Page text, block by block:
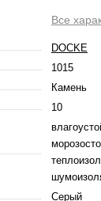
Все
DOCKE
1015
Камень
10
Серый